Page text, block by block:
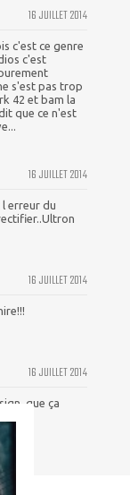
16 JUILLET 2014
c'est ce genre
c'est
s'est pas trop
42 et bam la
que ce n'est
16 JUILLET 2014
erreur du
16 JUILLET 2014
16 JUILLET 2014
que ça